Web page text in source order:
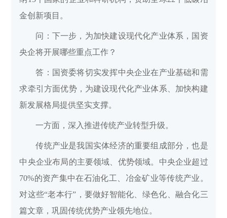
金创新项目。
问：下一步，为加快建设现代化产业体系，国资
央企将开展哪些重点工作？
答：国资委将切实发挥中央企业在产业基础和需
求牵引方面优势，为建设现代化产业体系、加快构建
新发展格局提供坚实支撑。
一方面，深入推进传统产业转型升级。
传统产业是我国实体经济的重要组成部分，也是
中央企业布局的主要领域、优势领域。中央企业超过
70%的资产集中在石油化工、冶金矿业等传统产业。
对这些“老本行”，要做好智能化、绿色化、融合化三
篇文章，巩固传统优势产业领先地位。